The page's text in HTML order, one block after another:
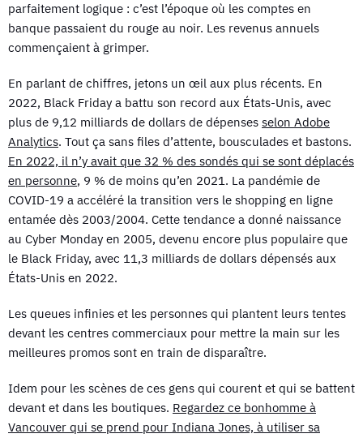
parfaitement logique : c’est l’époque où les comptes en
banque passaient du rouge au noir. Les revenus annuels
commençaient à grimper.
En parlant de chiffres, jetons un œil aux plus récents. En
2022, Black Friday a battu son record aux États-Unis, avec
plus de 9,12 milliards de dollars de dépenses selon Adobe
Analytics. Tout ça sans files d’attente, bousculades et bastons.
En 2022, il n’y avait que 32 % des sondés qui se sont déplacés
en personne, 9 % de moins qu’en 2021. La pandémie de
COVID-19 a accéléré la transition vers le shopping en ligne
entamée dès 2003/2004. Cette tendance a donné naissance
au Cyber Monday en 2005, devenu encore plus populaire que
le Black Friday, avec 11,3 milliards de dollars dépensés aux
États-Unis en 2022.
Les queues infinies et les personnes qui plantent leurs tentes
devant les centres commerciaux pour mettre la main sur les
meilleures promos sont en train de disparaître.
Idem pour les scènes de ces gens qui courent et qui se battent
devant et dans les boutiques. Regardez ce bonhomme à
Vancouver qui se prend pour Indiana Jones, à utiliser sa